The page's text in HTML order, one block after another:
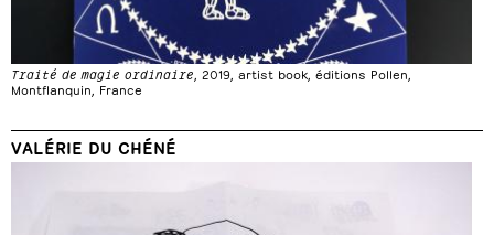
Traité de magie ordinaire, 2019, artist book, éditions Pollen,
Montflanquin, France
VALÉRIE DU CHÉNÉ